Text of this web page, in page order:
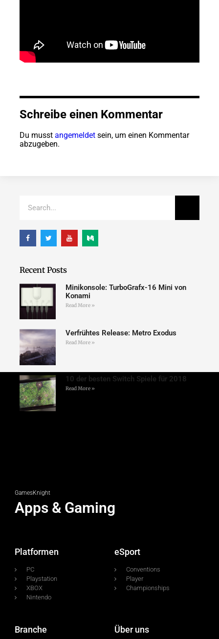
Schreibe einen Kommentar
Du musst angemeldet sein, um einen Kommentar
abzugeben.
Recent Posts
Minikonsole: TurboGrafx-16 Mini von
Konami
Read More »
Verfrühtes Release: Metro Exodus
Read More »
10 der besten Switch Spiele für 2018
Read More »
GamesKnight
Apps & Gaming
Platformen
PC
Playstation
XBOX
Nintendo
eSport
Conventions
Player
Championships
Branche Über uns